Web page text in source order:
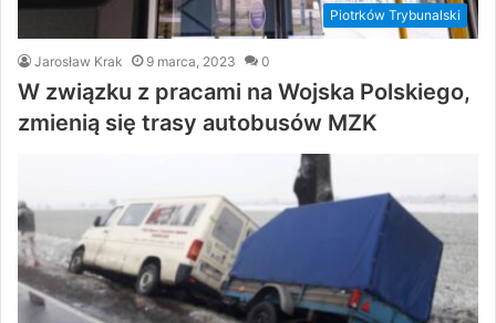
Piotrków Trybunalski
Jarosław Krak 9 marca, 2023 0
W związku z pracami na Wojska Polskiego,
zmienią się trasy autobusów MZK